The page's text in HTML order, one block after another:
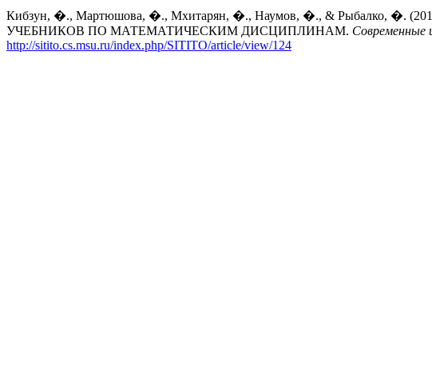
Кибзун, �., Мартюшова, �., Мхитарян, �., Наумов, �., &
УЧЕБНИКОВ ПО МАТЕМАТИЧЕСКИМ ДИСЦИПЛИНАМ. Современные
http://sitito.cs.msu.ru/index.php/SITITO/article/view/124